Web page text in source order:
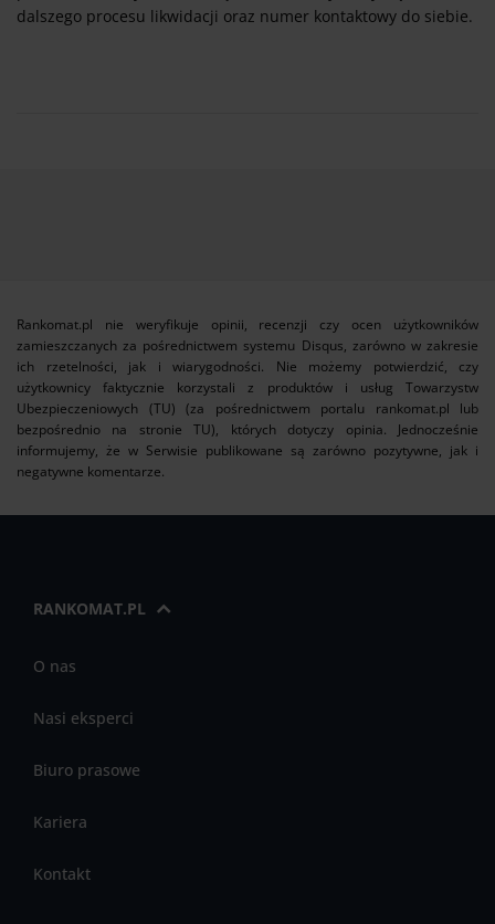
dalszego procesu likwidacji oraz numer kontaktowy do siebie.
Rankomat.pl nie weryfikuje opinii, recenzji czy ocen użytkowników
zamieszczanych za pośrednictwem systemu Disqus, zarówno w zakresie
ich rzetelności, jak i wiarygodności. Nie możemy potwierdzić, czy
użytkownicy faktycznie korzystali z produktów i usług Towarzystw
Ubezpieczeniowych (TU) (za pośrednictwem portalu rankomat.pl lub
bezpośrednio na stronie TU), których dotyczy opinia. Jednocześnie
informujemy, że w Serwisie publikowane są zarówno pozytywne, jak i
negatywne komentarze.
RANKOMAT.PL
O nas
Nasi eksperci
Biuro prasowe
Kariera
Kontakt